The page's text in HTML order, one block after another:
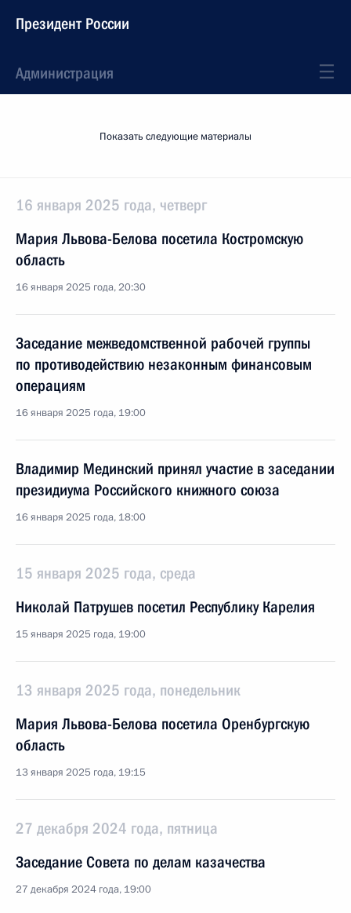
Президент России
Администрация
Показать следующие материалы
16 января 2025 года, четверг
Мария Львова-Белова посетила Костромскую
область
16 января 2025 года, 20:30
Заседание межведомственной рабочей группы
по противодействию незаконным финансовым
операциям
16 января 2025 года, 19:00
Владимир Мединский принял участие в заседании
президиума Российского книжного союза
16 января 2025 года, 18:00
15 января 2025 года, среда
Николай Патрушев посетил Республику Карелия
15 января 2025 года, 19:00
13 января 2025 года, понедельник
Мария Львова-Белова посетила Оренбургскую
область
13 января 2025 года, 19:15
27 декабря 2024 года, пятница
Заседание Совета по делам казачества
27 декабря 2024 года, 19:00